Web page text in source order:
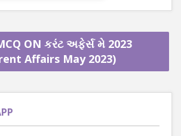
ON કરંટ અફેર્સ મે 2023
Affairs May 2023)